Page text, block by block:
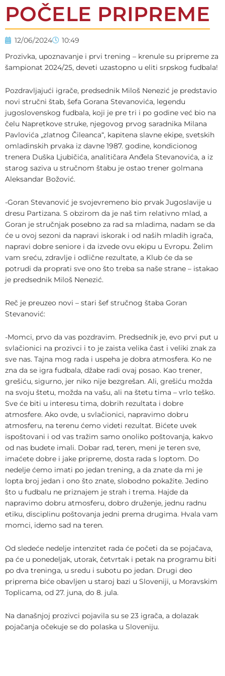
POČELE PRIPREME
12/06/2024
10:49
Prozivka, upoznavanje i prvi trening – krenule su pripreme za
šampionat 2024/25, deveti uzastopno u eliti srpskog fudbala!
Pozdravljajući igrače, predsednik Miloš Nenezić je predstavio
novi stručni štab, šefa Gorana Stevanovića, legendu
jugoslovenskog fudbala, koji je pre tri i po godine već bio na
čelu Napretkove struke, njegovog prvog saradnika Milana
Pavlovića „zlatnog Čileanca“, kapitena slavne ekipe, svetskih
omladinskih prvaka iz davne 1987. godine, kondicionog
trenera Duška Ljubičića, analitičara Anđela Stevanovića, a iz
starog saziva u stručnom štabu je ostao trener golmana
Aleksandar Božović.
-Goran Stevanović je svojevremeno bio prvak Jugoslavije u
dresu Partizana. S obzirom da je naš tim relativno mlad, a
Goran je stručnjak posebno za rad sa mladima, nadam se da
će u ovoj sezoni da napravi iskorak i od naših mladih igrača,
napravi dobre seniore i da izvede ovu ekipu u Evropu. Želim
vam sreću, zdravlje i odlične rezultate, a Klub će da se
potrudi da proprati sve ono što treba sa naše strane – istakao
je predsednik Miloš Nenezić.
Reč je preuzeo novi – stari šef stručnog štaba Goran
Stevanović:
-Momci, prvo da vas pozdravim. Predsednik je, evo prvi put u
svlačionici na prozivci i to je zaista velika čast i veliki znak za
sve nas. Tajna mog rada i uspeha je dobra atmosfera. Ko ne
zna da se igra fudbala, džabe radi ovaj posao. Kao trener,
grešiću, sigurno, jer niko nije bezgrešan. Ali, grešiću možda
na svoju štetu, možda na vašu, ali na štetu tima – vrlo teško.
Sve će biti u interesu tima, dobrih rezultata i dobre
atmosfere. Ako ovde, u svlačionici, napravimo dobru
atmosferu, na terenu ćemo videti rezultat. Bićete uvek
ispoštovani i od vas tražim samo onoliko poštovanja, kakvo
od nas budete imali. Dobar rad, teren, meni je teren sve,
imaćete dobre i jake pripreme, dosta rada s loptom. Do
nedelje ćemo imati po jedan trening, a da znate da mi je
lopta broj jedan i ono što znate, slobodno pokažite. Jedino
što u fudbalu ne priznajem je strah i trema. Hajde da
napravimo dobru atmosferu, dobro druženje, jednu radnu
etiku, disciplinu poštovanja jedni prema drugima. Hvala vam
momci, idemo sad na teren.
Od sledeće nedelje intenzitet rada će početi da se pojačava,
pa će u ponedeljak, utorak, četvrtak i petak na programu biti
po dva treninga, u sredu i subotu po jedan. Drugi deo
priprema biće obavljen u staroj bazi u Sloveniji, u Moravskim
Toplicama, od 27. juna, do 8. jula.
Na današnjoj prozivci pojavila su se 23 igrača, a dolazak
pojačanja očekuje se do polaska u Sloveniju.